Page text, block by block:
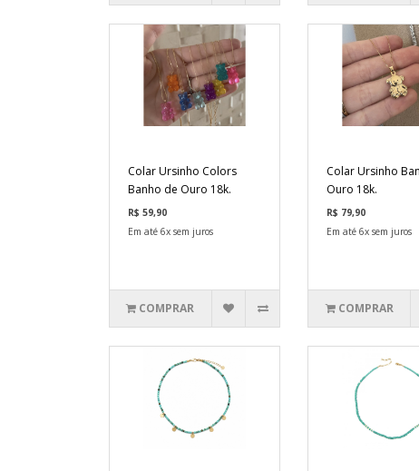
Colar Ursinho Colors
Banho de Ouro 18k.
R$ 59,90
Em até 6x sem juros
COMPRAR
Colar Ursinho
Ouro 18k.
R$ 79,90
Em até 6x sem juros
COMPRAR